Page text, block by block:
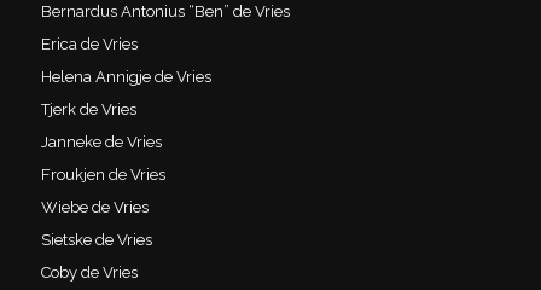
Bernardus Antonius “Ben” de Vries
Erica de Vries
Helena Annigje de Vries
Tjerk de Vries
Janneke de Vries
Froukjen de Vries
Wiebe de Vries
Sietske de Vries
Coby de Vries